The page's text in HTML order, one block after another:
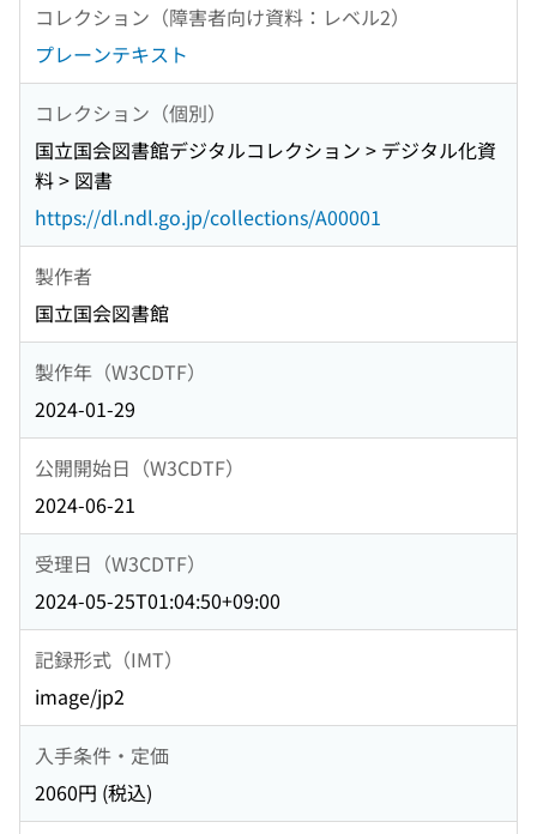
コレクション（障害者向け資料：レベル2）
プレーンテキスト
コレクション（個別）
国立国会図書館デジタルコレクション > デジタル化資
料 > 図書
https://dl.ndl.go.jp/collections/A00001
製作者
国立国会図書館
製作年（W3CDTF）
2024-01-29
公開開始日（W3CDTF）
2024-06-21
受理日（W3CDTF）
2024-05-25T01:04:50+09:00
記録形式（IMT）
image/jp2
入手条件・定価
2060円 (税込)